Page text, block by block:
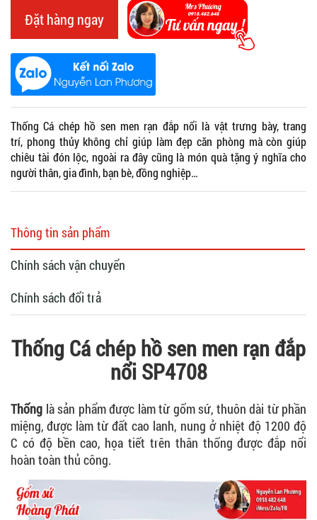
Đặt hàng ngay
Thống Cá chép hồ sen men rạn đắp nổi là vật trưng bày, trang
trí, phong thủy không chỉ giúp làm đẹp căn phòng mà còn giúp
chiêu tài đón lộc, ngoài ra đây cũng là món quà tặng ý nghĩa cho
người thân, gia đình, bạn bè, đồng nghiệp…
Thông tin sản phẩm
Chính sách vận chuyển
Chính sách đổi trả
Thống Cá chép hồ sen men rạn đắp
nổi SP4708
Thống là sản phẩm được làm từ gốm sứ, thuôn dài từ phần
miệng, được làm từ đất cao lanh, nung ở nhiệt độ 1200 độ
C có độ bền cao, họa tiết trên thân thống được đắp nổi
hoàn toàn thủ công.